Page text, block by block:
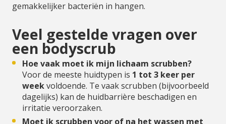
gemakkelijker bacteriën in hangen.
Veel gestelde vragen over
een bodyscrub
Hoe vaak moet ik mijn lichaam scrubben?
Voor de meeste huidtypen is 1 tot 3 keer per
weekvoldoende. Te vaak scrubben (bijvoorbeeld
dagelijks) kan de huidbarrière beschadigen en
irritatie veroorzaken.
Moet ik scrubben voor of na het wassen met